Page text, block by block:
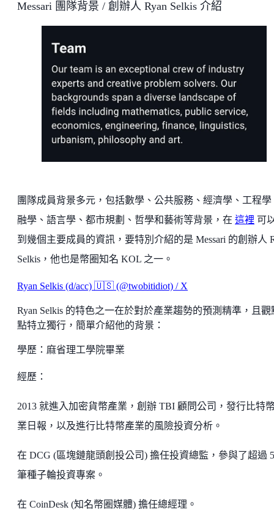
Messari 團隊背景 / 創辦人 Ryan Selkis 介紹
團隊成員背景多元，包括數學、公共服務、經濟學、工程學
融學、語言學、都市規劃、哲學和藝術等背景，在 這裡 可
到幾個主要成員的資訊，要特別介紹的是 Messari 的創辦人
Selkis，他也是幣圈知名 KOL 之一。
Ryan Selkis (d/acc) 🇺🇸 (@twobitidiot) / X
Ryan Selkis 的特色之一在於對於產業趨勢的預測精準，且觀
點特立獨行，簡單介紹他的背景：
學歷：麻省理工學院畢業
經歷：
2013 就進入加密貨幣產業，創辦 TBI 顧問公司，發行比特
業日報，以及進行比特幣產業的風險投資分析。
在 DCG (區塊鏈龍頭創投公司) 擔任投資總監，參與了超過
筆種子輪投資專案。
在 CoinDesk (知名幣圈媒體) 擔任總經理。